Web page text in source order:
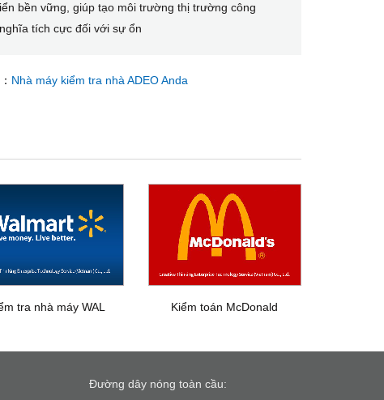
bền vững, giúp tạo môi trường thị trường công
tích cực đối với sự ổn
Nhà máy kiểm tra nhà ADEO Anda
tra nhà máy WAL Kiểm toán McDonald
Đường dây nóng toàn cầu: